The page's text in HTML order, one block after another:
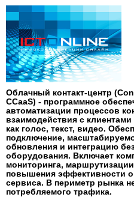
Облачный контакт-центр
CCaaS) - программное
автоматизации процессов
взаимодействия с
как голос, текст, видео.
подключение,
обновления и интеграцию
оборудования. Включает
мониторинга,
повышения эффективности
сервиса. В периметр рынка
потребляемого трафика.